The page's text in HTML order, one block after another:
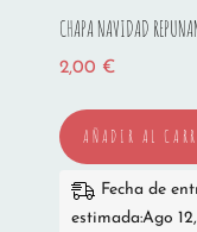
CHAPA NAVIDAD
2,00 €
AÑADIR AL
Fecha de
estimada:Ago